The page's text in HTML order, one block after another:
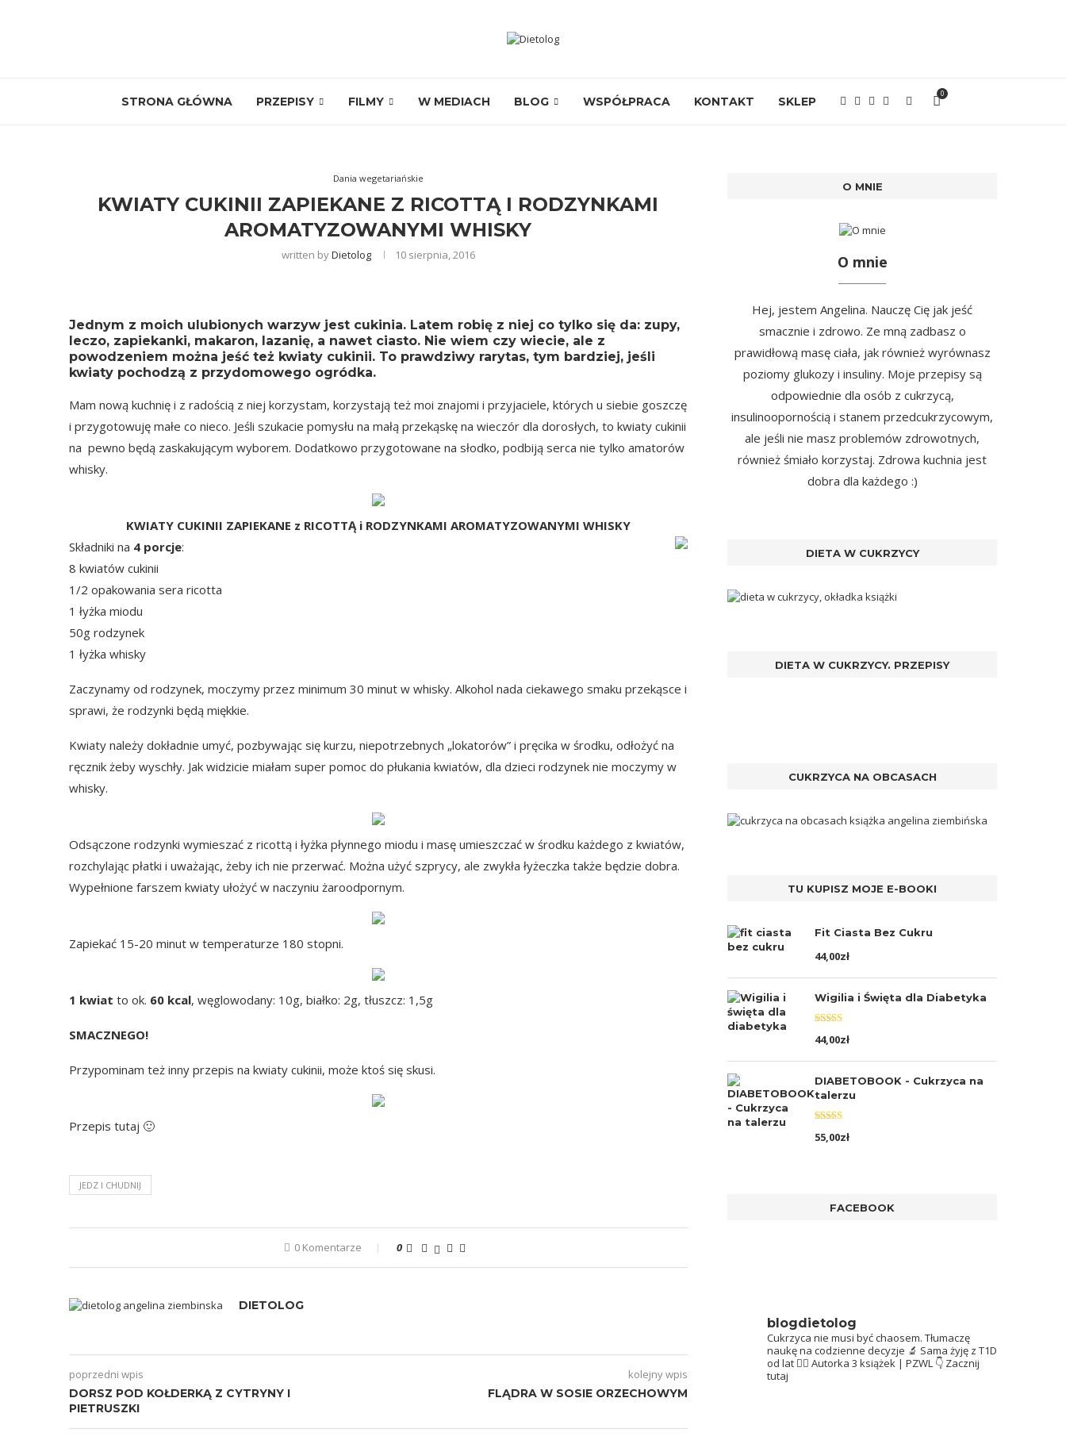
STRONA GŁÓWNA PRZEPISY FILMY W MEDIACH BLOG WSPÓŁPRACA KONTAKT SKLEP
0
Dania wegetariańskie
KWIATY CUKINII ZAPIEKANE Z RICOTTĄ I RODZYNKAMI
AROMATYZOWANYMI WHISKY
written byDietolog 10 sierpnia, 2016
Jednym z moich ulubionych warzyw jest cukinia. Latem robię z niej co tylko się da: zupy,
leczo, zapiekanki, makaron, lazanię, a nawet ciasto. Nie wiem czy wiecie, ale z
powodzeniem można jeść też kwiaty cukinii. To prawdziwy rarytas, tym bardziej, jeśli
kwiaty pochodzą z przydomowego ogródka.
Mam nową kuchnię i z radością z niej korzystam, korzystają też moi znajomi i przyjaciele, których u siebie goszczę
i przygotowuję małe co nieco. Jeśli szukacie pomysłu na małą przekąskę na wieczór dla dorosłych, to kwiaty cukinii
na pewno będą zaskakującym wyborem. Dodatkowo przygotowane na słodko, podbiją serca nie tylko amatorów
whisky.
KWIATY CUKINII ZAPIEKANE z RICOTTĄ i RODZYNKAMI AROMATYZOWANYMI WHISKY
Składniki na 4 porcje:
8 kwiatów cukinii
1/2 opakowania sera ricotta
1 łyżka miodu
50g rodzynek
1 łyżka whisky
Zaczynamy od rodzynek, moczymy przez minimum 30 minut w whisky. Alkohol nada ciekawego smaku przekąsce i
sprawi, że rodzynki będą miękkie.
Kwiaty należy dokładnie umyć, pozbywając się kurzu, niepotrzebnych „lokatorów” i pręcika w środku, odłożyć na
ręcznik żeby wyschły. Jak widzicie miałam super pomoc do płukania kwiatów, dla dzieci rodzynek nie moczymy w
whisky.
Odsączone rodzynki wymieszać z ricottą i łyżka płynnego miodu i masę umieszczać w środku każdego z kwiatów,
rozchylając płatki i uważając, żeby ich nie przerwać. Można użyć szprycy, ale zwykła łyżeczka także będzie dobra.
Wypełnione farszem kwiaty ułożyć w naczyniu żaroodpornym.
Zapiekać 15-20 minut w temperaturze 180 stopni.
1 kwiat to ok. 60 kcal, węglowodany: 10g, białko: 2g, tłuszcz: 1,5g
SMACZNEGO!
Przypominam też inny przepis na kwiaty cukinii, może ktoś się skusi.
Przepis tutaj 🙂
JEDZ I CHUDNIJ
0 Komentarze 0
DIETOLOG
poprzedni wpis
DORSZ POD KOŁDERKĄ Z CYTRYNY I
PIETRUSZKI
kolejny wpis
FLĄDRA W SOSIE ORZECHOWYM
O MNIE
O mnie
Hej, jestem Angelina. Nauczę Cię jak jeść
smacznie i zdrowo. Ze mną zadbasz o
prawidłową masę ciała, jak również wyrównasz
poziomy glukozy i insuliny. Moje przepisy są
odpowiednie dla osób z cukrzycą,
insulinoopornością i stanem przedcukrzycowym,
ale jeśli nie masz problemów zdrowotnych,
również śmiało korzystaj. Zdrowa kuchnia jest
dobra dla każdego :)
DIETA W CUKRZYCY
DIETA W CUKRZYCY. PRZEPISY
CUKRZYCA NA OBCASACH
TU KUPISZ MOJE E-BOOKI
Fit Ciasta Bez Cukru
44,00zł
Wigilia i Święta dla Diabetyka
Oceniono
5.00na 5
44,00zł
DIABETOBOOK - Cukrzyca na
talerzu
Oceniono
5.00na 5
55,00zł
FACEBOOK
blogdietolog
Cukrzyca nie musi być chaosem. Tłumaczę
naukę na codzienne decyzje 🔬 Sama żyję z T1D
od lat 👩‍⚕️ Autorka 3 książek | PZWL 👇 Zacznij
tutaj